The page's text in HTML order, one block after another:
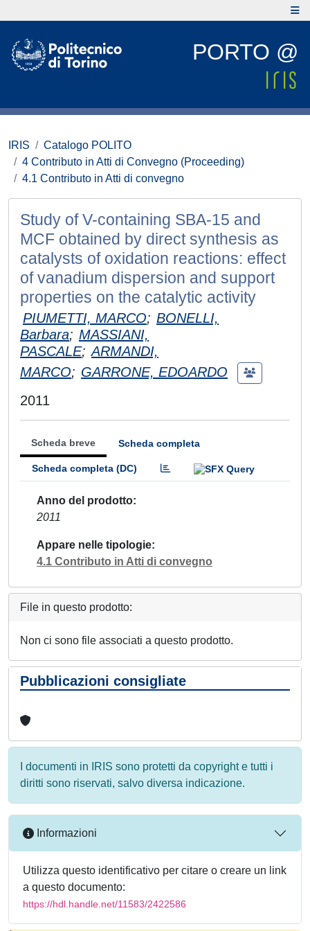
PORTO @
IRIS
Catalogo POLITO
4 Contributo in Atti di Convegno (Proceeding)
4.1 Contributo in Atti di convegno
Study of V-containing SBA-15 and
MCF obtained by direct synthesis as
catalysts of oxidation reactions: effect
of vanadium dispersion and support
properties on the catalytic activity
PIUMETTI, MARCO; BONELLI,
Barbara; MASSIANI,
PASCALE; ARMANDI,
MARCO; GARRONE, EDOARDO
2011
Scheda breve Scheda completa
Scheda completa (DC)
Anno del prodotto
2011
Appare nelle tipologie
4.1 Contributo in Atti di convegno
File in questo prodotto:
Non ci sono file associati a questo prodotto.
Pubblicazioni consigliate
I documenti in IRIS sono protetti da copyright e tutti i
diritti sono riservati, salvo diversa indicazione.
Informazioni
Utilizza questo identificativo per citare o creare un link
a questo documento:
https://hdl.handle.net/11583/2422586